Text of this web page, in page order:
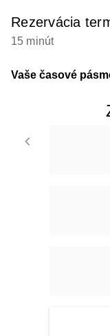
Rezervácia
15 minút
Vaše časové
keyboard_arrow_left
Go